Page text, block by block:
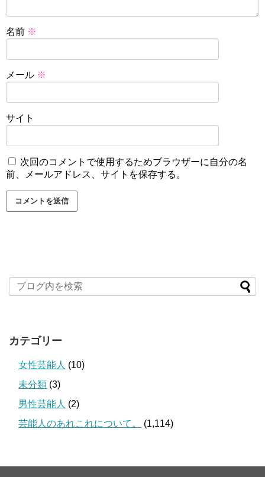
名前 ※
メール ※
サイト
次回のコメントで使用するためブラウザーに自分の名
前、メールアドレス、サイトを保存する。
カテゴリー
女性芸能人 (10)
未分類 (3)
男性芸能人 (2)
芸能人のあれこれについて。
(1,114)